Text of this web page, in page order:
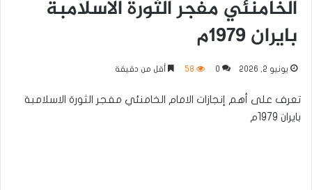
الخامنئي مفجر الثورة الاسلامبة
بايران 1979م
يونيو 2, 2026 0
58 أقل من دقيقة
تعرف على أهم إنجازات الامام الخامنئي مفجر الثورة الاسلامبة
بايران 1979م